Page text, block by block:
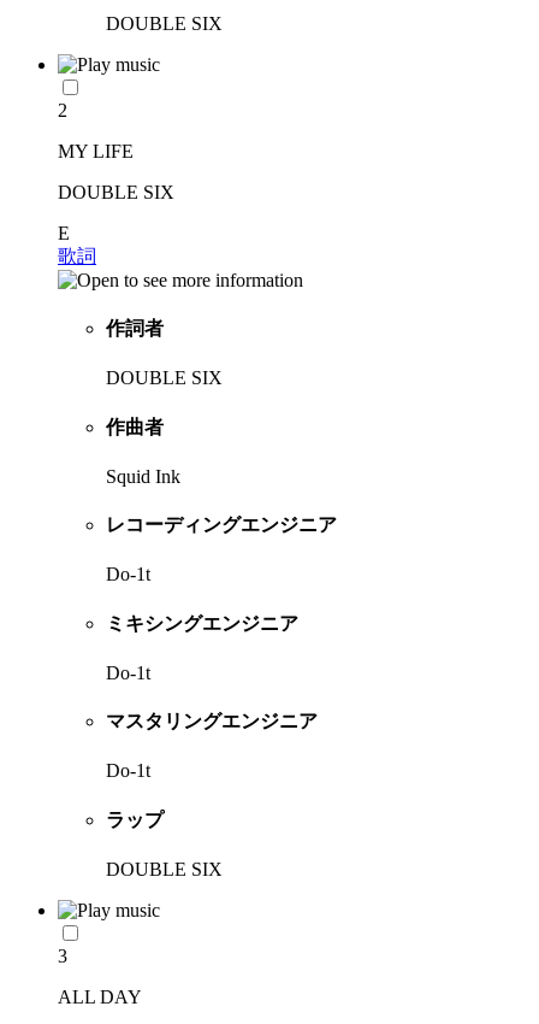
DOUBLE SIX
2
MY LIFE
DOUBLE SIX
E
歌詞
作詞者
DOUBLE SIX
作曲者
Squid Ink
レコーディングエンジニア
Do-1t
ミキシングエンジニア
Do-1t
マスタリングエンジニア
Do-1t
ラップ
DOUBLE SIX
3
ALL DAY